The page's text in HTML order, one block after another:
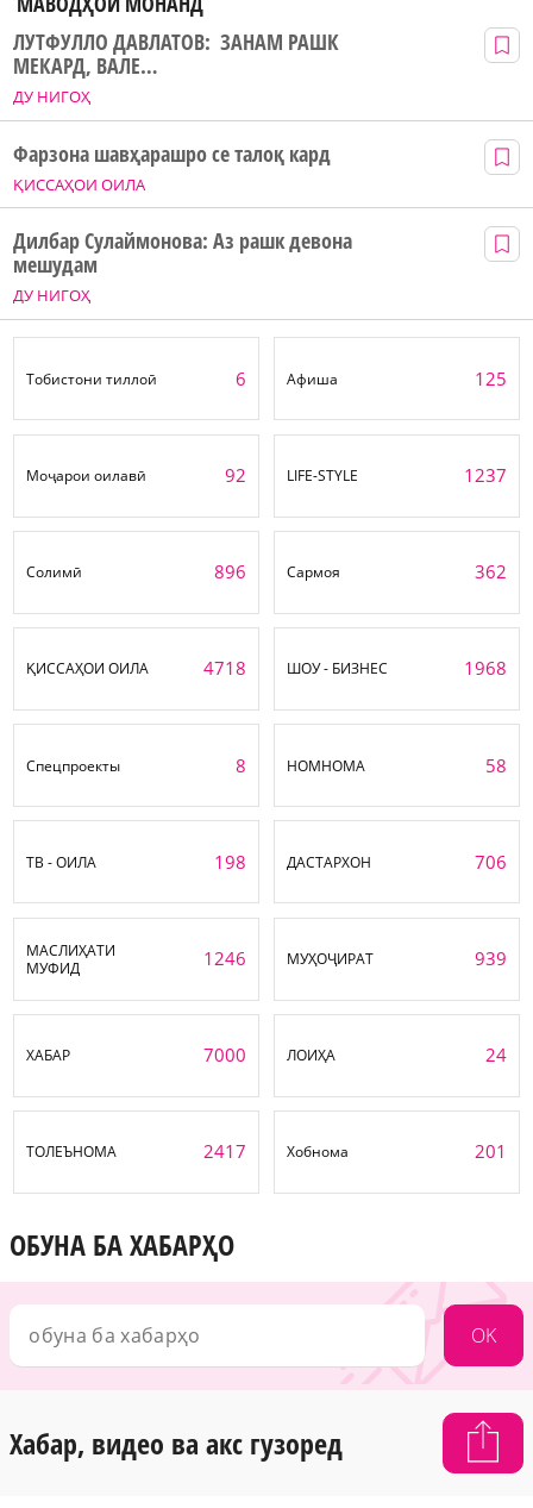
ДУ НИГОҲ
ЛУТФУЛЛО ДАВЛАТОВ: ЗАНАМ РАШК
МЕКАРД, ВАЛЕ…
ҚИССАҲОИ ОИЛА
Фарзона шавҳарашро се талоқ кард
ДУ НИГОҲ
Дилбар Сулаймонова: Аз рашк девона
мешудам
Тобистони тиллоӣ 6 Афиша 125
Моҷарои оилавӣ 92 LIFE-STYLE 1237
Солимӣ 896 Сармоя 362
ҚИССАҲОИ ОИЛА 4718 ШОУ - БИЗНЕС 1968
Спецпроекты 8 НОМНОМА 58
ТВ - ОИЛА 198 ДАСТАРХОН 706
МАСЛИҲАТИ
МУФИД
1246 МУҲОҶИРАТ 939
ХАБАР 7000 ЛОИҲА 24
ТОЛЕЪНОМА 2417 Хобнома 201
ОБУНА БА ХАБАРҲО
OK
Хабар, видео ва акс гузоред